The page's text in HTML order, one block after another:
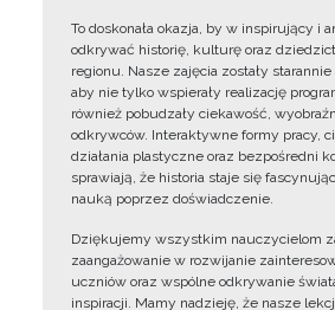
To doskonała okazja, by w inspirujący i
odkrywać historię, kulturę oraz
regionu. Nasze zajęcia zostały
aby nie tylko wspierały realizację
również pobudzały ciekawość,
odkrywców. Interaktywne formy pracy,
działania plastyczne oraz bezpośredni
sprawiają, że historia staje się
nauką poprzez doświadczenie.
Dziękujemy wszystkim nauczycielom
zaangażowanie w rozwijanie
uczniów oraz wspólne odkrywanie
inspiracji. Mamy nadzieję, że nasze